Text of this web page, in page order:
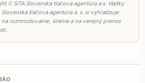
© SITA Slovenská tlačová agentúra a.s. Všetky
Slovenská tlačová agentúra a. s. si vyhradzuje
rozmnožovanie, šírenie a na verejný prenos